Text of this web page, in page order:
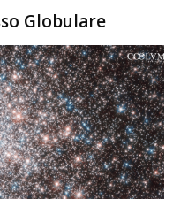
Globulare